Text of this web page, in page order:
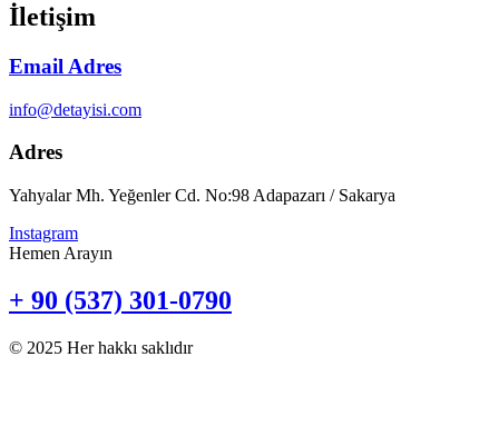
İletişim
Email Adres
info@detayisi.com
Adres
Yahyalar Mh. Yeğenler Cd. No:98 Adapazarı / Sakarya
Instagram
Hemen Arayın
+ 90 (537) 301-0790
© 2025 Her hakkı saklıdır